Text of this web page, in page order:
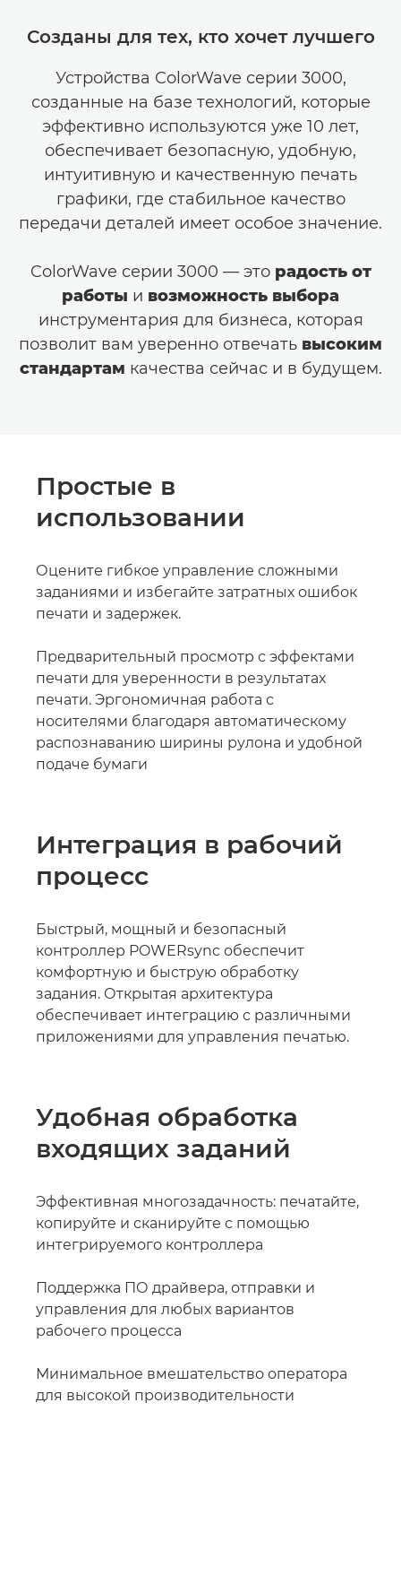
Созданы для тех, кто хочет лучшего
Устройства ColorWave серии 3000,
созданные на базе технологий, которые
эффективно используются уже 10 лет,
обеспечивает безопасную, удобную,
интуитивную и качественную печать
графики, где стабильное качество
передачи деталей имеет особое значение.
ColorWave серии 3000 — это радость от
работы и возможность выбора
инструментария для бизнеса, которая
позволит вам уверенно отвечать высоким
стандартам качества сейчас и в будущем.
Простые в
использовании
Оцените гибкое управление сложными
заданиями и избегайте затратных ошибок
печати и задержек.
Предварительный просмотр с эффектами
печати для уверенности в результатах
печати. Эргономичная работа с
носителями благодаря автоматическому
распознаванию ширины рулона и удобной
подаче бумаги
Интеграция в рабочий
процесс
Быстрый, мощный и безопасный
контроллер POWERsync обеспечит
комфортную и быструю обработку
задания. Открытая архитектура
обеспечивает интеграцию с различными
приложениями для управления печатью.
Удобная обработка
входящих заданий
Эффективная многозадачность: печатайте,
копируйте и сканируйте с помощью
интегрируемого контроллера
Поддержка ПО драйвера, отправки и
управления для любых вариантов
рабочего процесса
Минимальное вмешательство оператора
для высокой производительности